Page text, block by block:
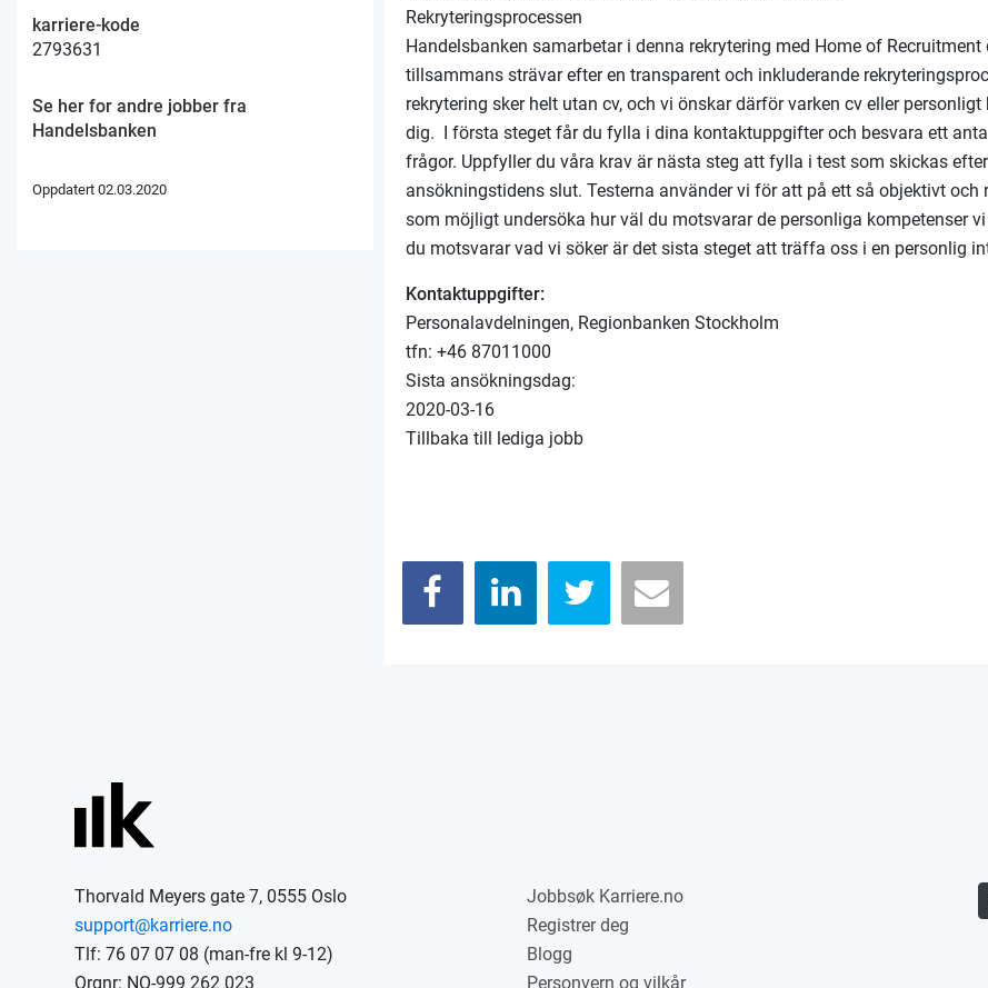
karriere-kode
2793631
Se her for andre jobber fra
Handelsbanken
Oppdatert 02.03.2020
Rekryteringsprocessen
Handelsbanken samarbetar i denna rekrytering med Home of Recruitment
tillsammans strävar efter en transparent och inkluderande
rekrytering sker helt utan cv, och vi önskar därför varken cv eller personligt
dig. I första steget får du fylla i dina kontaktuppgifter och besvara ett
frågor. Uppfyller du våra krav är nästa steg att fylla i test som skickas efter
ansökningstidens slut. Testerna använder vi för att på ett så objektivt och
som möjligt undersöka hur väl du motsvarar de personliga kompetenser vi
du motsvarar vad vi söker är det sista steget att träffa oss i en personlig
Kontaktuppgifter:
Personalavdelningen, Regionbanken Stockholm
tfn: +46 87011000
Sista ansökningsdag:
2020-03-16
Tillbaka till lediga jobb
Thorvald Meyers gate 7, 0555 Oslo
support@karriere.no
Tlf: 76 07 07 08 (man-fre kl 9-12)
Orgnr: NO-999 262 023
Jobbsøk Karriere.no
Registrer deg
Blogg
Personvern og vilkår